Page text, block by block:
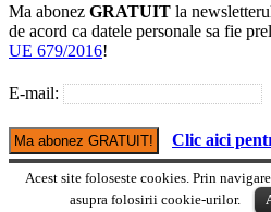
Ma abonez GRATUIT la
de acord ca datele personale sa fie
UE 679/2016!
E-mail:
Clic aici
Versiune mobile
Acest site foloseste cookies. Prin
asupra folosirii cookie-urilor.
© Copyright Corpul-uman.com